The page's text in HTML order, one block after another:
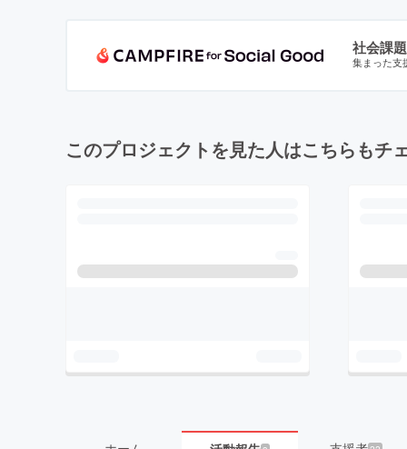
社会課
集まった支
このプロジェクトを見た人はこちらもチ